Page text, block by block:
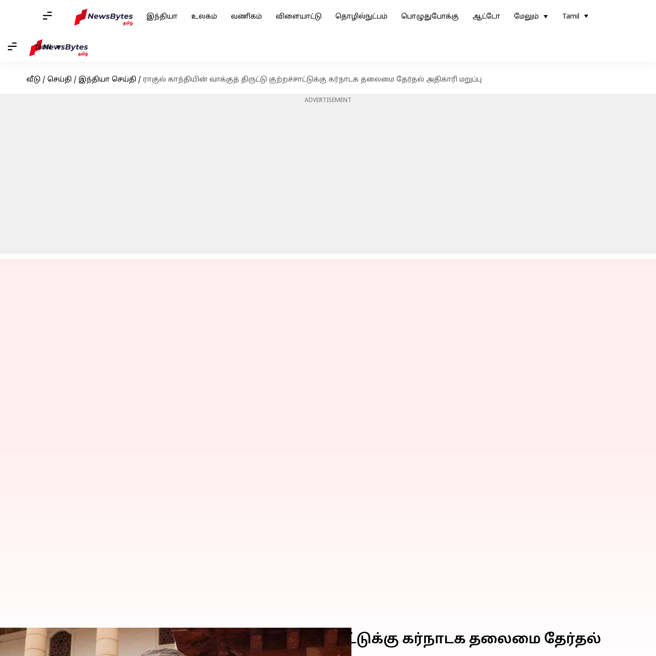
இந்தியா உலகம் வணிகம் விளையாட்டு தொழில்நுட்பம் பொழுதுபோக்கு ஆட்டோ மேலும் Tamil
Tamil
வீடு / செய்தி / இந்தியா செய்தி / ராகுல் காந்தியின் வாக்குத் திருட்டு குற்றச்சாட்டுக்கு கர்நாடக தலைமை தேர்தல் அதிகாரி மறுப்பு
ADVERTISEMENT
ராகுல் காந்தியின் வாக்குத் திருட்டு குற்றச்சாட்டுக்கு கர்நாடக தலைமை தேர்தல்